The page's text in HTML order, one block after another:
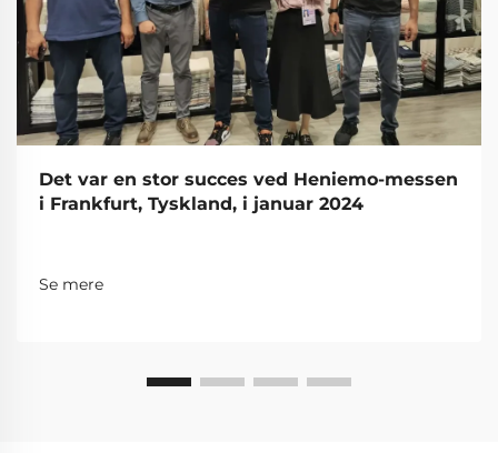
Det var en stor succes ved Heniemo-messen
i Frankfurt, Tyskland, i januar 2024
Se mere